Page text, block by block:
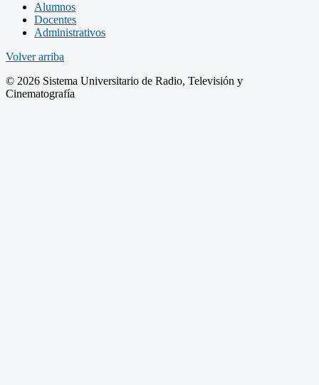
Alumnos
Docentes
Administrativos
Volver arriba
© 2026 Sistema Universitario de Radio, Televisión y
Cinematografía